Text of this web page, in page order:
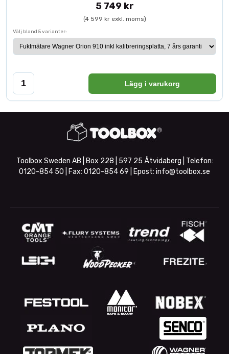
5 749 kr
(4 599 kr exkl. moms)
Välj bland 5 varianter:
Lägg i varukorg
Toolbox Sweden AB | Box 228 | 597 25 Åtvidaberg | Telefon:
0120-854 50 | Fax: 0120-854 69 | Epost: info@toolbox.se